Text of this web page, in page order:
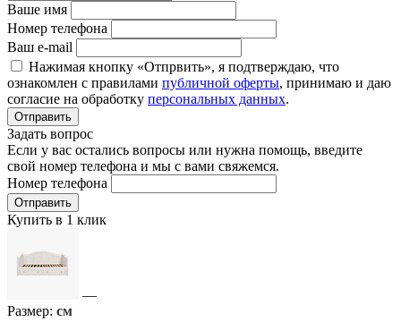
Ваше имя
Номер телефона
Ваш e-mail
Нажимая кнопку «Отпрвить», я подтверждаю, что
ознакомлен с правилами публичной оферты, принимаю и даю
согласие на обработку персональных данных.
Отправить
Задать вопрос
Если у вас остались вопросы или нужна помощь, введите
свой номер телефона и мы с вами свяжемся.
Номер телефона
Отправить
Купить в 1 клик
—
Размер: см